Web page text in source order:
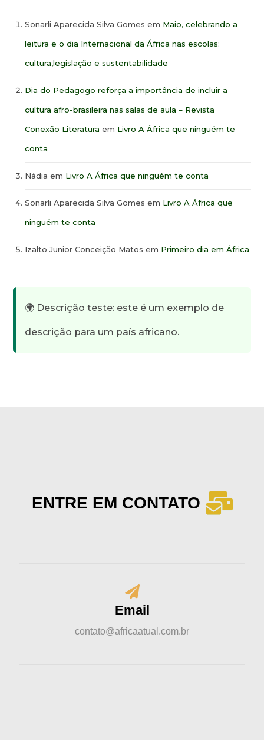
Sonarli Aparecida Silva Gomes em Maio, celebrando a
leitura e o dia Internacional da África nas escolas:
cultura,legislação e sustentabilidade
Dia do Pedagogo reforça a importância de incluir a
cultura afro-brasileira nas salas de aula – Revista
Conexão Literatura em Livro A África que ninguém te
conta
Nádia em Livro A África que ninguém te conta
Sonarli Aparecida Silva Gomes em Livro A África que
ninguém te conta
Izalto Junior Conceição Matos em Primeiro dia em África
🌍 Descrição teste: este é um exemplo de
descrição para um país africano.
ENTRE EM CONTATO
Email
contato@africaatual.com.br